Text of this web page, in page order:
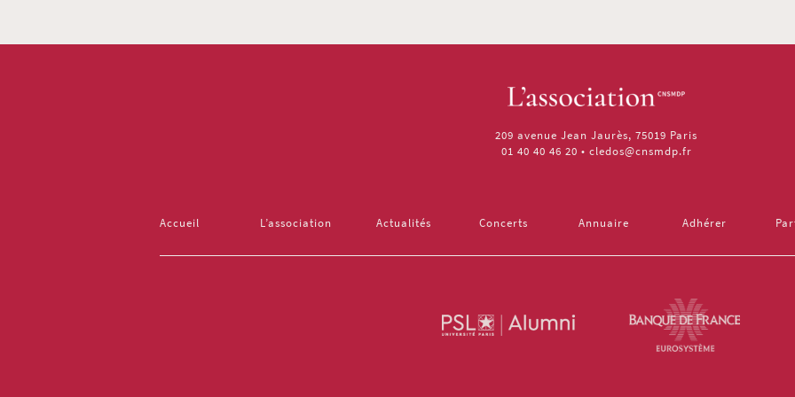
209 avenue Jean Jaurès, 75019 Paris
01 40 40 46 20 • cledos@cnsmdp.fr
Accueil L’association Actualités Concerts Annuaire Adhérer